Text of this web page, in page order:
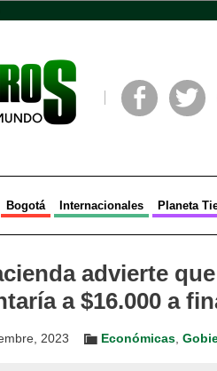
Bogotá Internacionales Planeta
advierte
a $16.000 a
2023 Económicas